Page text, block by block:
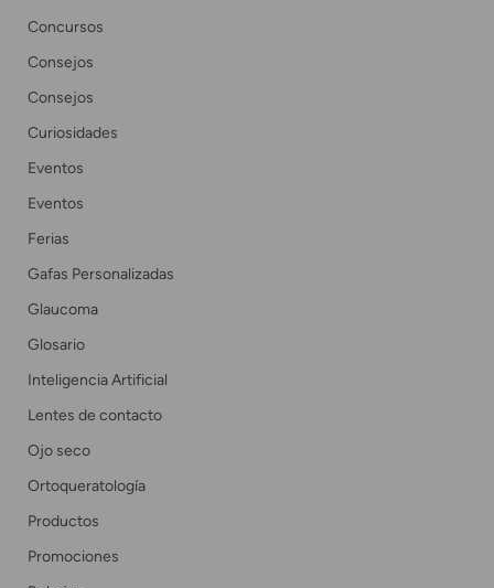
Concursos
Consejos
Consejos
Curiosidades
Eventos
Eventos
Ferias
Gafas Personalizadas
Glaucoma
Glosario
Inteligencia Artificial
Lentes de contacto
Ojo seco
Ortoqueratología
Productos
Promociones